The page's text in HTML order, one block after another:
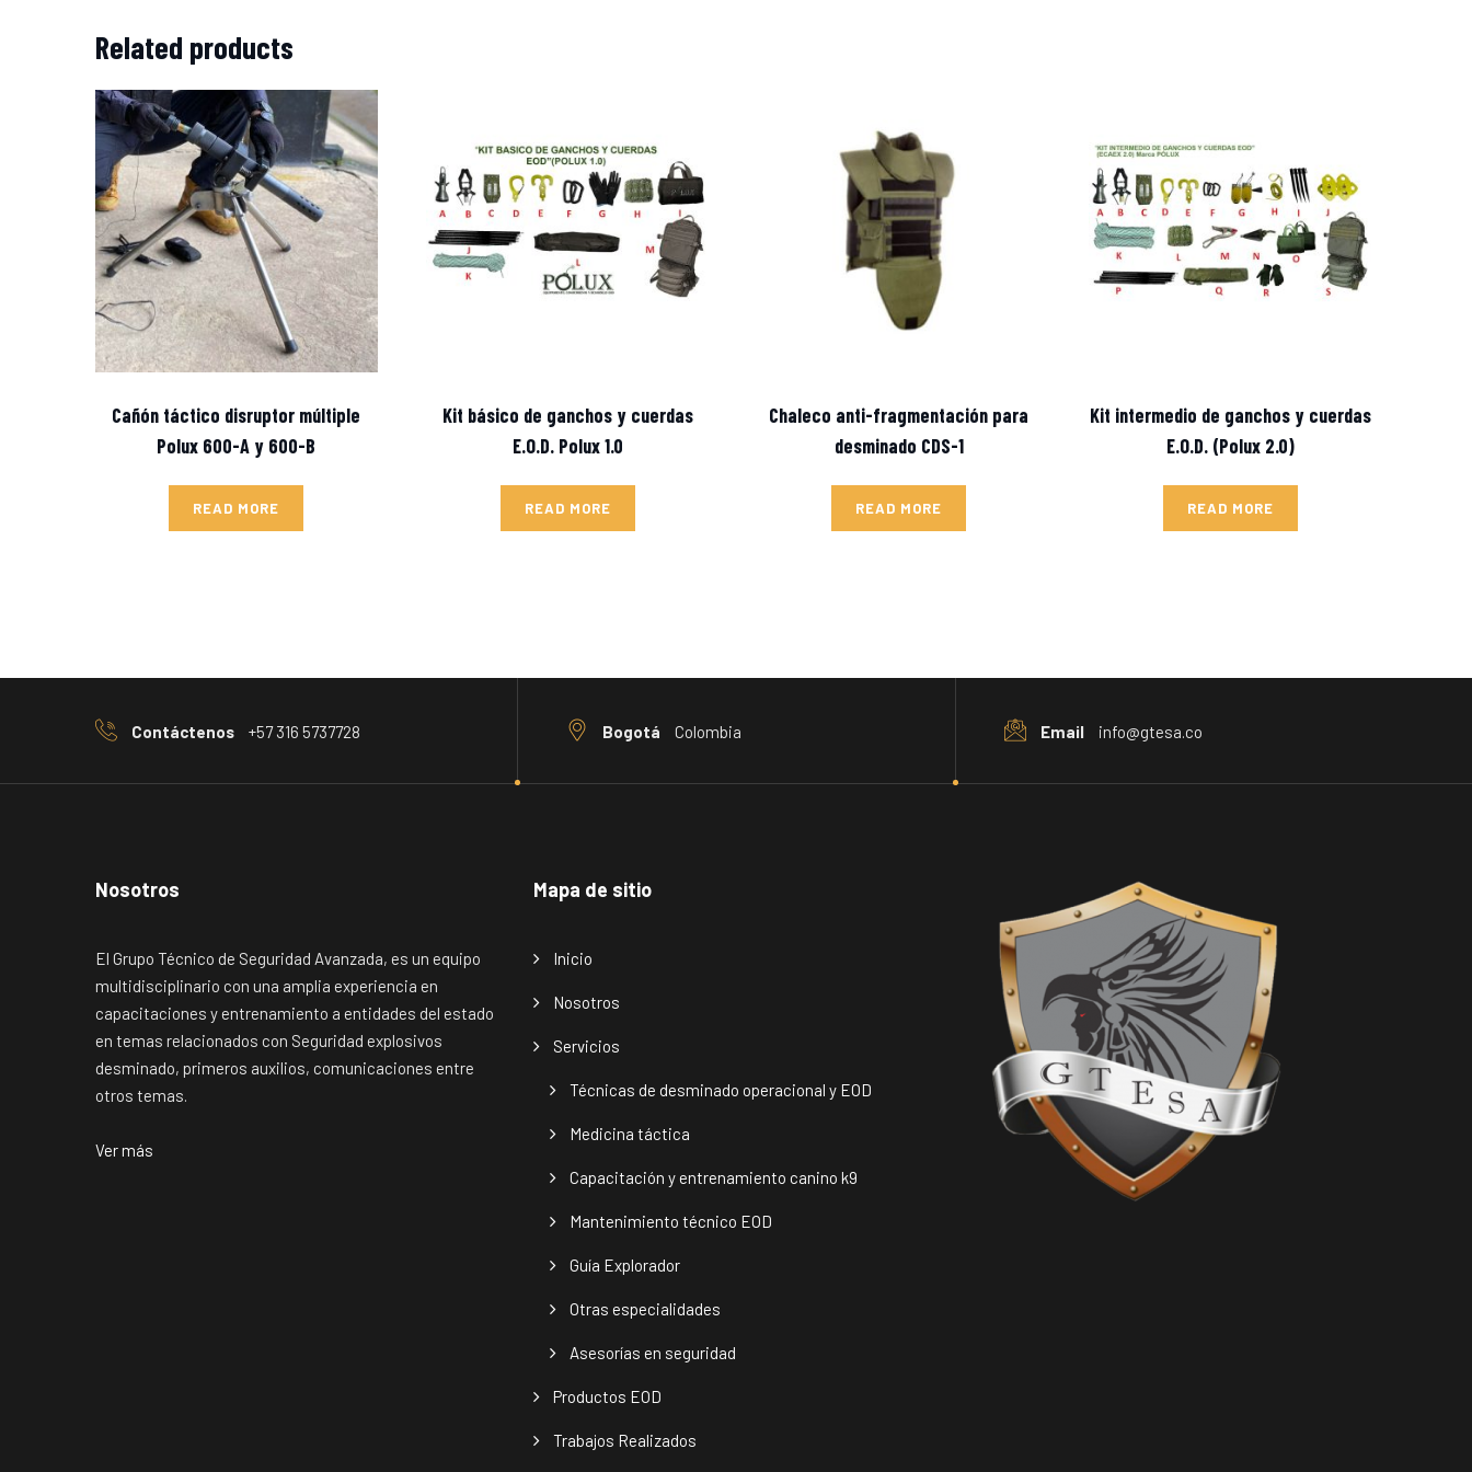
Related products
Cañón táctico disruptor múltiple
Polux 600-A y 600-B
READ MORE
Kit básico de ganchos y cuerdas
E.O.D. Polux 1.0
READ MORE
Chaleco anti-fragmentación para
desminado CDS-1
READ MORE
Kit intermedio de ganchos y cuerdas
E.O.D. (Polux 2.0)
READ MORE
Contáctenos +57 316 5737728 Bogotá Colombia Email info@gtesa.co
Nosotros
El Grupo Técnico de Seguridad Avanzada, es un equipo
multidisciplinario con una amplia experiencia en
capacitaciones y entrenamiento a entidades del estado
en temas relacionados con Seguridad explosivos
desminado, primeros auxilios, comunicaciones entre
otros temas.
Ver más
Mapa de sitio
Inicio
Nosotros
Servicios
Técnicas de desminado operacional y EOD
Medicina táctica
Capacitación y entrenamiento canino k9
Mantenimiento técnico EOD
Guía Explorador
Otras especialidades
Asesorías en seguridad
Productos EOD
Trabajos Realizados